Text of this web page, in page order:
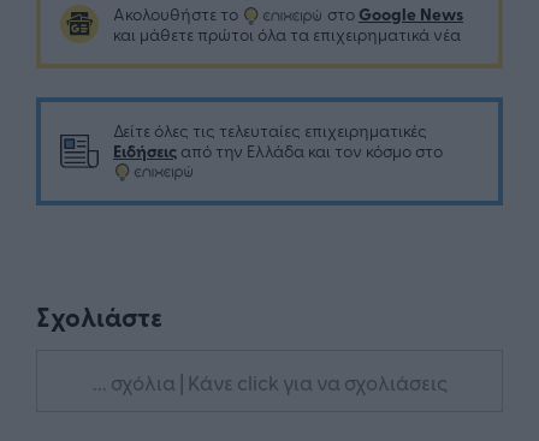
Ακολουθήστε το στο Google News
και μάθετε πρώτοι όλα τα επιχειρηματικά νέα
Δείτε όλες τις τελευταίες επιχειρηματικές
Ειδήσεις από την Ελλάδα και τον κόσμο στο
Σχολιάστε
... σχόλια | Κάνε click για να σχολιάσεις